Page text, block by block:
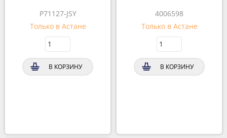
P71127-JSY
Только в Астане
В КОРЗИНУ
4006598
Только в Астане
В КОРЗИНУ